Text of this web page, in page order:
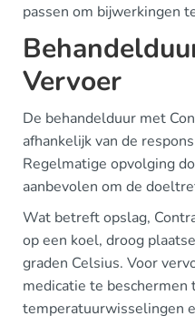
passen om bijwerkingen
Vervoer
De behandelduur met
afhankelijk van de
Regelmatige opvolging
aanbevolen om de
Wat betreft opslag,
op een koel, droog
graden Celsius. Voor
medicatie te beschermen
temperatuurwisselingen